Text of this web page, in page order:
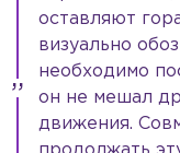
оставляют
визуально
необходимо
он не мешал
движения.